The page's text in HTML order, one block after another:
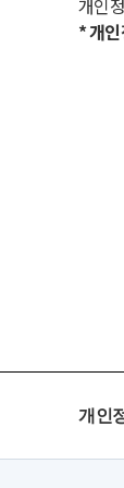
* 개
개인